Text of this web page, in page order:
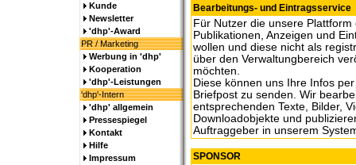
Kunde
Newsletter
'dhp'-Award
PR / Marketing
Werbung in 'dhp'
Kooperation
'dhp'-Leistungen
'dhp'-Intern
'dhp' allgemein
Pressespiegel
Kontakt
Hilfe
Impressum
Bearbeitungs- und Eintragsservice
Für Nutzer die unsere Plattform
Publikationen, Anzeigen und
wollen und diese nicht als
über den Verwaltungbereich
möchten.
Diese können uns Ihre Infos
Briefpost zu senden. Wir
entsprechenden Texte, Bilder,
Downloadobjekte und
Auftraggeber in unserem
SPONSOR